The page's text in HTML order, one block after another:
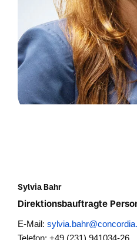
Sylvia Bahr
Direktionsbauftragte
E-Mail:
Telefon: +49 (231) 941034-26